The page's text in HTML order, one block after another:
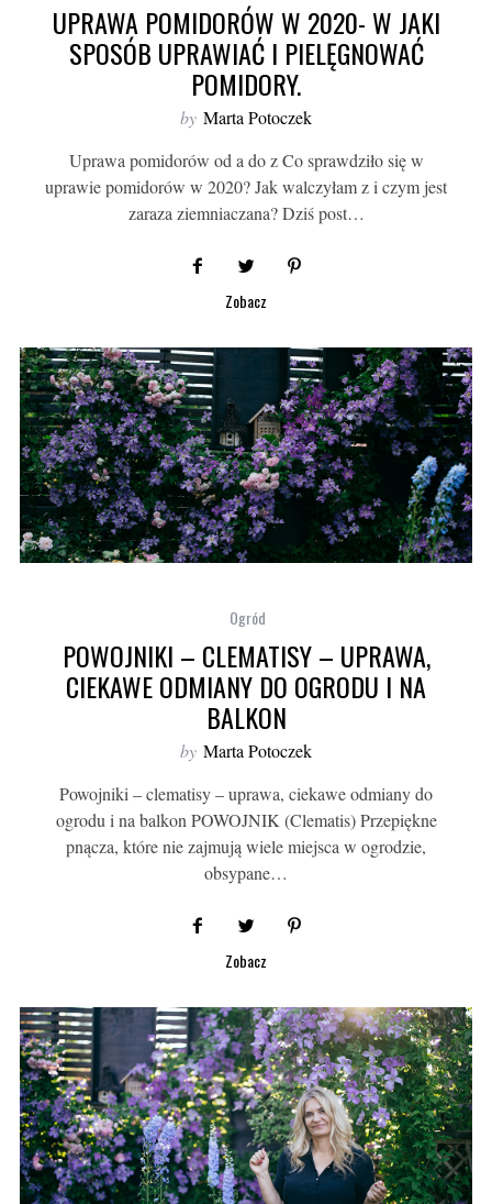
UPRAWA POMIDORÓW W 2020- W JAKI
SPOSÓB UPRAWIAĆ I PIELĘGNOWAĆ
POMIDORY.
by Marta Potoczek
Uprawa pomidorów od a do z Co sprawdziło się w
uprawie pomidorów w 2020? Jak walczyłam z i czym jest
zaraza ziemniaczana? Dziś post…
Zobacz
Ogród
POWOJNIKI – CLEMATISY – UPRAWA,
CIEKAWE ODMIANY DO OGRODU I NA
BALKON
by Marta Potoczek
Powojniki – clematisy – uprawa, ciekawe odmiany do
ogrodu i na balkon POWOJNIK (Clematis) Przepiękne
pnącza, które nie zajmują wiele miejsca w ogrodzie,
obsypane…
Zobacz